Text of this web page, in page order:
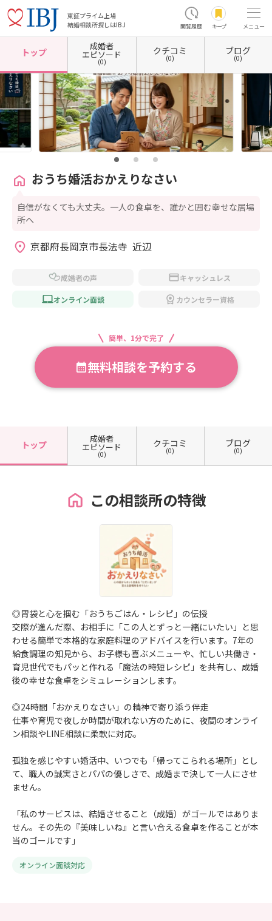
東証プライム上場
結婚相談所探しはIBJ
閲覧履歴 キープ メニュー
ホーム 京都府の結婚相談所 京都府長岡京市 おうち婚活おかえりなさい
トップ
成婚者
エピソード
(0)
クチコミ
(0)
ブログ
(0)
おうち婚活おかえりなさい
自信がなくても大丈夫。一人の食卓を、誰かと囲む幸せな居場
所へ
京都府長岡京市長法寺  近辺
成婚者の声 キャッシュレス
オンライン面談 カウンセラー資格
簡単、1分で完了
無料相談を予約する
トップ
成婚者
エピソード
(0)
クチコミ
(0)
ブログ
(0)
この相談所の特徴
◎胃袋と心を掴む「おうちごはん・レシピ」の伝授
交際が進んだ際、お相手に「この人とずっと一緒にいたい」と思
わせる簡単で本格的な家庭料理のアドバイスを行います。7年の
給食調理の知見から、お子様も喜ぶメニューや、忙しい共働き・
育児世代でもパッと作れる「魔法の時短レシピ」を共有し、成婚
後の幸せな食卓をシミュレーションします。
◎24時間「おかえりなさい」の精神で寄り添う伴走
仕事や育児で夜しか時間が取れない方のために、夜間のオンライ
ン相談やLINE相談に柔軟に対応。
孤独を感じやすい婚活中、いつでも「帰ってこられる場所」とし
て、職人の誠実さとパパの優しさで、成婚まで決して一人にさせ
ません。
「私のサービスは、結婚させること（成婚）がゴールではありま
せん。その先の『美味しいね』と言い合える食卓を作ることが本
当のゴールです」
オンライン面談対応